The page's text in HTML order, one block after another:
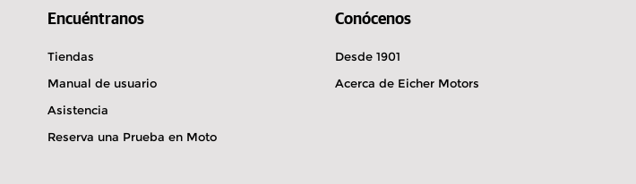
Encuéntranos
Tiendas
Manual de usuario
Asistencia
Reserva una Prueba en Moto
Conócenos
Desde 1901
Acerca de Eicher Motors